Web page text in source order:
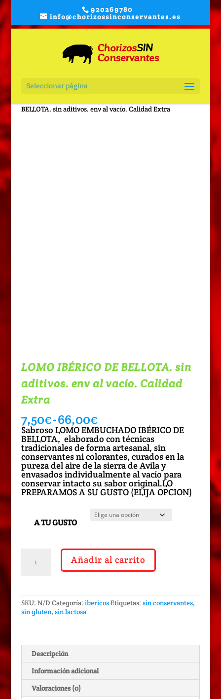
920269780
info@chorizossinconservantes.es
Seleccionar página
BELLOTA. sin aditivos. env al vacío. Calidad Extra
LOMO IBÉRICO DE BELLOTA. sin
aditivos. env al vacío. Calidad
Extra
7,50€-66,00€Rango
de
precios:
desde
7,50€
hasta
66,00€
Sabroso LOMO EMBUCHADO IBÉRICO DE
BELLOTA, elaborado con técnicas
tradicionales de forma artesanal, sin
conservantes ni colorantes, curados en la
pureza del aire de la sierra de Avila y
envasados individualmente al vacío para
conservar intacto su sabor original.LO
PREPARAMOS A SU GUSTO (ELIJA OPCION)
A TU GUSTO
IBÉRICO
aditivos.
env
al
cantidad
Añadir al carrito
SKU: N/D Categoría: ibericosEtiquetas: sin conservantes,
sin gluten, sin lactosa
Descripción
Información adicional
Valoraciones (0)